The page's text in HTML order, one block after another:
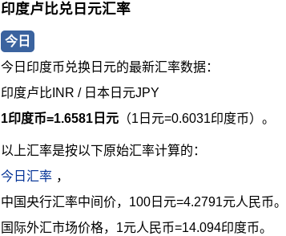
印度卢比兑日元汇率
今日
今日印度币兑换日元的最新汇率数据：
印度卢比INR / 日本日元JPY
1印度币=1.6581日元 （1日元=0.6031印度币）。
以上汇率是按以下原始汇率计算的：
今日汇率 ，
中国央行汇率中间价，100日元=4.2791元人民币。
国际外汇市场价格，1元人民币=14.094印度币。